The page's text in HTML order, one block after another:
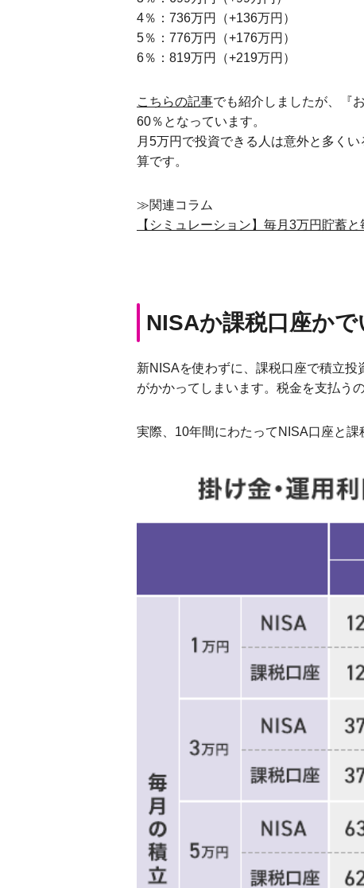
4％：736万円（+136万円）
5％：776万円（+176万円）
6％：819万円（+219万円）
こちらの記事でも紹介しましたが、『
60％となっています。
月5万円で投資できる人は意外と多く
算です。
≫関連コラム
【シミュレーション】毎月3万円貯蓄
NISAか課税口座かで
新NISAを使わずに、課税口座で積立
がかかってしまいます。税金を支払う
実際、10年間にわたってNISA口座と課